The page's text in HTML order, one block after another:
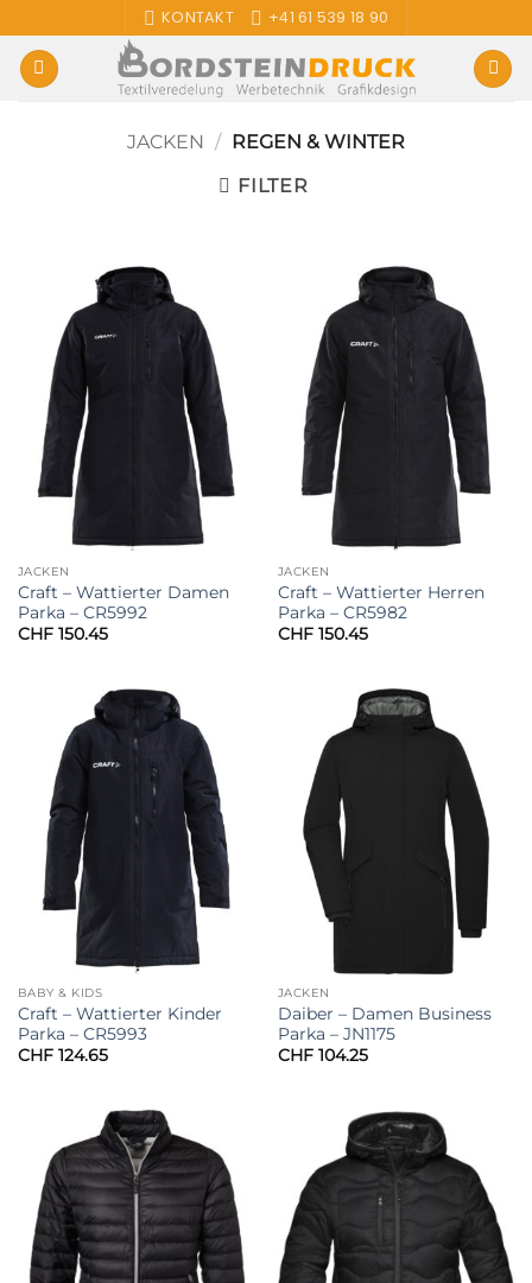
Inhalt
springen
KONTAKT +41 61 539 18 90
JACKEN / REGEN & WINTER
FILTER
JACKEN
Craft – Wattierter Damen
Parka – CR5992
CHF150.45
JACKEN
Craft – Wattierter Herren
Parka – CR5982
CHF150.45
BABY & KIDS
Craft – Wattierter Kinder
Parka – CR5993
CHF124.65
JACKEN
Daiber – Damen Business
Parka – JN1175
CHF104.25